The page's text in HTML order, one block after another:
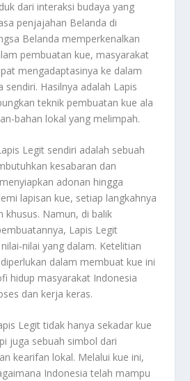
dari interaksi budaya yang
penjajahan Belanda di
Belanda memperkenalkan
pembuatan kue, masyarakat
mengadaptasinya ke dalam
sendiri. Hasilnya adalah Lapis
teknik pembuatan kue ala
bahan lokal yang melimpah.
Legit sendiri adalah sebuah
kesabaran dan
adonan hingga
lapisan kue, setiap langkahnya
khusus. Namun, di balik
Lapis Legit
nilai yang dalam. Ketelitian
dalam membuat kue ini
hidup masyarakat Indonesia
dan kerja keras.
Legit tidak hanya sekadar kue
juga sebuah simbol dari
kearifan lokal. Melalui kue ini,
Indonesia telah mampu